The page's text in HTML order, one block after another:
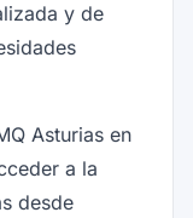
y de
Asturias en
a la
desde